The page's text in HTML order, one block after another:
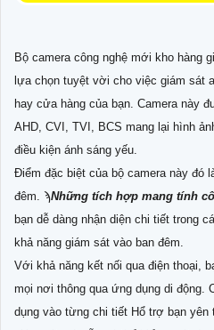
Bộ camera công nghệ mới kho hàng
lựa chọn tuyệt vời cho việc giám sát
hay cửa hàng của bạn. Camera này
AHD, CVI, TVI, BCS mang lại hình
điều kiện ánh sáng yếu.
Điểm đặc biệt của bộ camera này đó
đêm. ϡNhững tích hợp mang tính
bạn dễ dàng nhận diện chi tiết trong
khả năng giám sát vào ban đêm.
Với khả năng kết nối qua điện thoại,
mọi nơi thông qua ứng dụng di động.
dụng vào từng chi tiết Hổ trợ bạn